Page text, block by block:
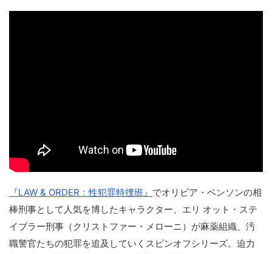
『LAW & ORDER：性犯罪特捜班』 でオリビア・ベンソンの相
棒刑事として人気を博したキャラクター、エリ オット・ステ
イブラー刑事（クリストファー・メローニ）が麻薬組織、汚
職警官たちの犯罪を追及していくスピンオフシリーズ。迫力